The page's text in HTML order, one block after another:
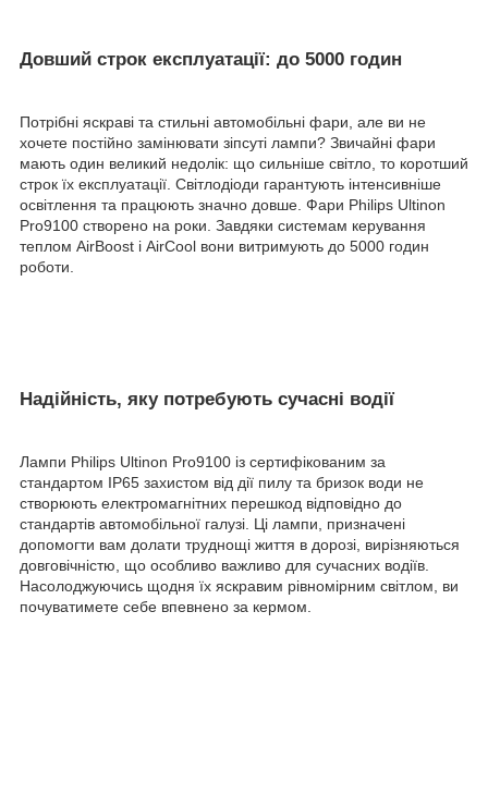
Довший строк експлуатації: до 5000 годин
Потрібні яскраві та стильні автомобільні фари, але ви не
хочете постійно замінювати зіпсуті лампи? Звичайні фари
мають один великий недолік: що сильніше світло, то коротший
строк їх експлуатації. Світлодіоди гарантують інтенсивніше
освітлення та працюють значно довше. Фари Philips Ultinon
Pro9100 створено на роки. Завдяки системам керування
теплом AirBoost і AirCool вони витримують до 5000 годин
роботи.
Надійність, яку потребують сучасні водії
Лампи Philips Ultinon Pro9100 із сертифікованим за
стандартом IP65 захистом від дії пилу та бризок води не
створюють електромагнітних перешкод відповідно до
стандартів автомобільної галузі. Ці лампи, призначені
допомогти вам долати труднощі життя в дорозі, вирізняються
довговічністю, що особливо важливо для сучасних водіїв.
Насолоджуючись щодня їх яскравим рівномірним світлом, ви
почуватимете себе впевнено за кермом.